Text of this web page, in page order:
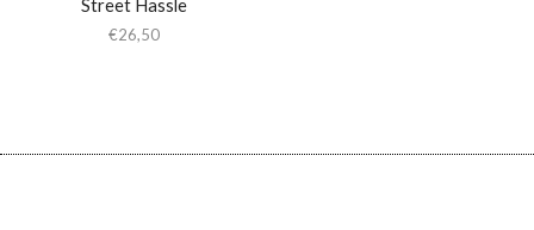
Street Hassle
€26,50